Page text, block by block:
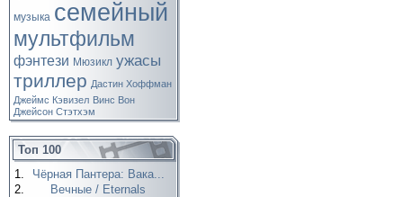
музыка семейный
мультфильм
фэнтези Мюзикл ужасы
триллер Дастин Хоффман
Джеймс Кэвизел Винс Вон
Джейсон Стэтхэм
Топ 100
1.
Чёрная Пантера: Вака...
2.
Вечные / Eternals